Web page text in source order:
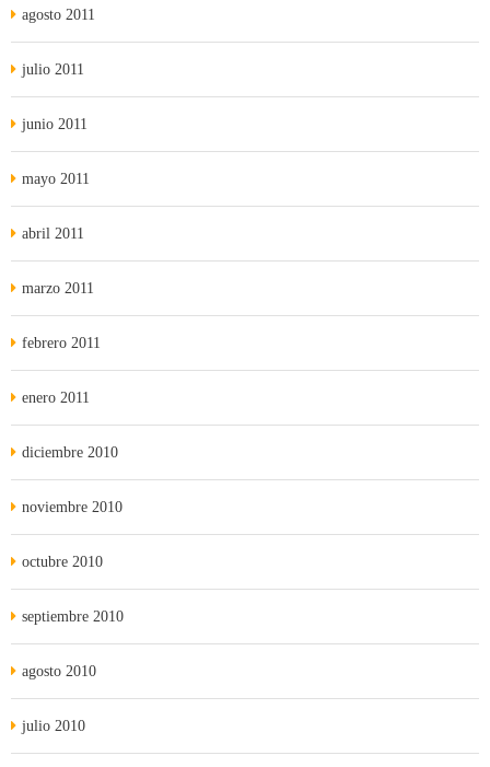
agosto 2011
julio 2011
junio 2011
mayo 2011
abril 2011
marzo 2011
febrero 2011
enero 2011
diciembre 2010
noviembre 2010
octubre 2010
septiembre 2010
agosto 2010
julio 2010